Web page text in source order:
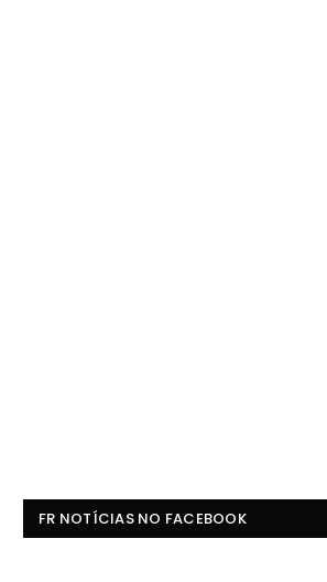
FR NOTÍCIAS NO FACEBOOK